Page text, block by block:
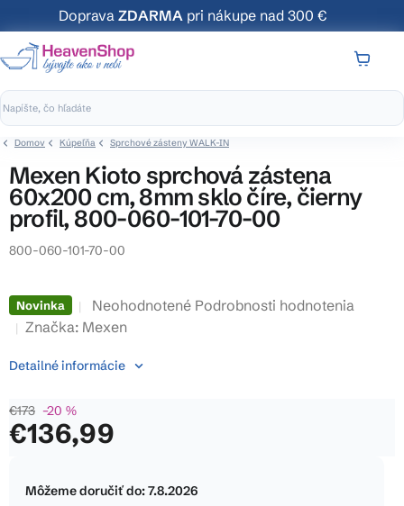
na
obsah
Doprava ZDARMA pri nákupe nad 300 €
KOŠÍK
Domov Kúpeľňa Sprchové zásteny WALK-IN
Mexen Kioto sprchová zástena
60x200 cm, 8mm sklo číre, čierny
profil, 800-060-101-70-00
800-060-101-70-00
Novinka
Priemerné
hodnotenie
je
5
Neohodnotené Podrobnosti hodnotenia
Značka: Mexen
€173 –20 %
€136,99
cena:
Môžeme doručiť do:7.8.2026
Detailné informácie